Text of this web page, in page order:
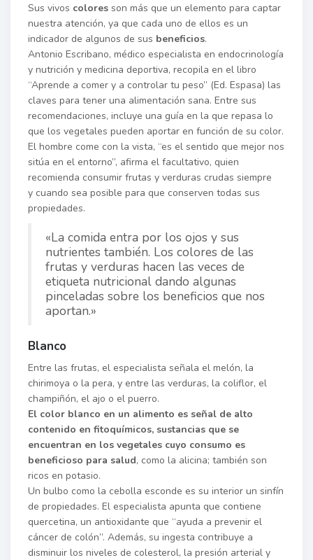
Sus vivos colores son más que un elemento para captar
nuestra atención, ya que cada uno de ellos es un
indicador de algunos de sus beneficios.
Antonio Escribano, médico especialista en endocrinología
y nutrición y medicina deportiva, recopila en el libro
“Aprende a comer y a controlar tu peso” (Ed. Espasa) las
claves para tener una alimentación sana. Entre sus
recomendaciones, incluye una guía en la que repasa lo
que los vegetales pueden aportar en función de su color.
El hombre come con la vista, “es el sentido que mejor nos
sitúa en el entorno”, afirma el facultativo, quien
recomienda consumir frutas y verduras crudas siempre
y cuando sea posible para que conserven todas sus
propiedades.
«La comida entra por los ojos y sus
nutrientes también. Los colores de las
frutas y verduras hacen las veces de
etiqueta nutricional dando algunas
pinceladas sobre los beneficios que nos
aportan.»
Blanco
Entre las frutas, el especialista señala el melón, la
chirimoya o la pera, y entre las verduras, la coliflor, el
champiñón, el ajo o el puerro.
El color blanco en un alimento es señal de alto
contenido en fitoquímicos, sustancias que se
encuentran en los vegetales cuyo consumo es
beneficioso para salud, como la alicina; también son
ricos en potasio.
Un bulbo como la cebolla esconde es su interior un sinfín
de propiedades. El especialista apunta que contiene
quercetina, un antioxidante que “ayuda a prevenir el
cáncer de colón”. Además, su ingesta contribuye a
disminuir los niveles de colesterol, la presión arterial y